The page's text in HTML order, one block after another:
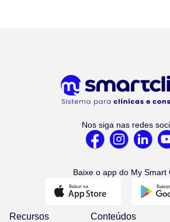
Nos siga nas redes
Baixe o app do My Smart
Recursos Conteúdos